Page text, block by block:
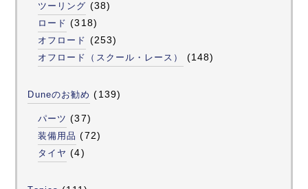
ツーリング (38)
ロード (318)
オフロード (253)
オフロード（スクール・レース） (148)
Duneのお勧め (139)
パーツ (37)
装備用品 (72)
タイヤ (4)